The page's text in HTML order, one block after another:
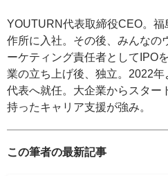
YOUTURN代表取締役CEO。
作所に入社。その後、みんなの
ーケティング責任者としてIPO
業の立ち上げ後、独立。2022
代表へ就任。大企業からスター
持ったキャリア支援が強み。
この筆者の最新記事